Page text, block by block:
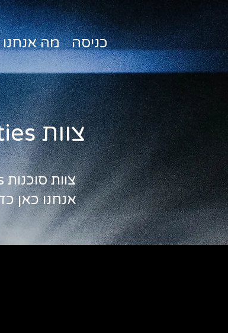
כניסה מה
צוות Activities
צוות סוכנות Activities עומד לרשותכם לכל בקשה, רעיון וחלום.
אנחנו כאן